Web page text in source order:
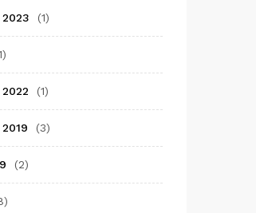
(1)
(1)
(3)
(2)